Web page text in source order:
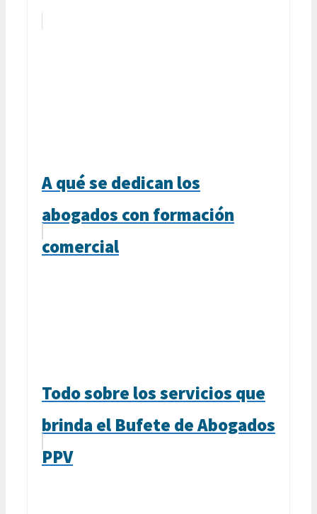
A qué se dedican los
abogados con formación
comercial
Todo sobre los servicios que
brinda el Bufete de Abogados
PPV